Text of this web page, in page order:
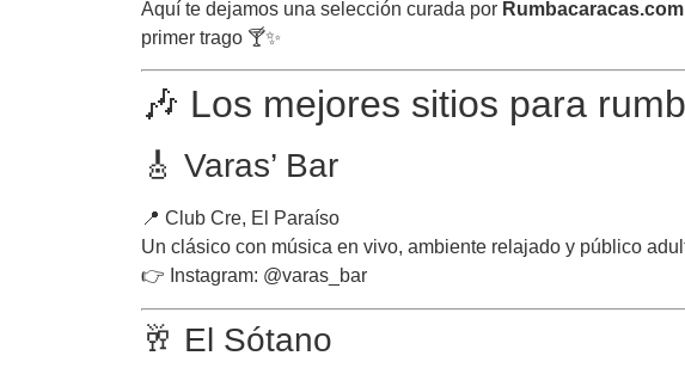
Aquí te dejamos una selección curada por Rumbacaracas.com
primer trago 🍸✨
🎶 Los mejores sitios para
🎸 Varas’ Bar
📍 Club Cre, El Paraíso
Un clásico con música en vivo, ambiente relajado y público
👉 Instagram: @varas_bar
🥂 El Sótano